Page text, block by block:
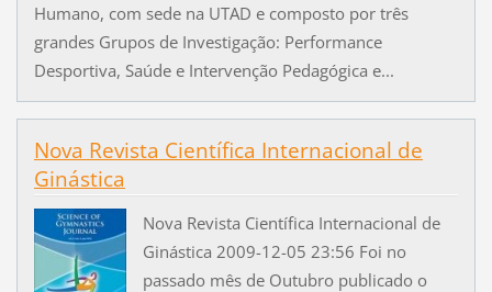
Humano, com sede na UTAD e composto por três
grandes Grupos de Investigação: Performance
Desportiva, Saúde e Intervenção Pedagógica e...
Nova Revista Científica Internacional de
Ginástica
Nova Revista Científica Internacional de
Ginástica 2009-12-05 23:56 Foi no
passado mês de Outubro publicado o